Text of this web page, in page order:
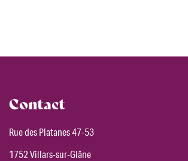
Contact
Rue des Platanes 47-53
1752 Villars-sur-Glâne